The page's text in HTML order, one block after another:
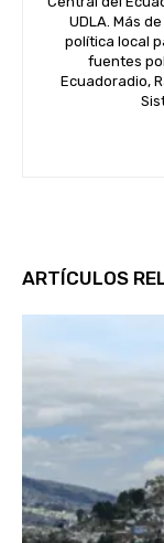
UDLA. Más
política local
fuentes
Ecuadoradio,
ARTÍCULOS